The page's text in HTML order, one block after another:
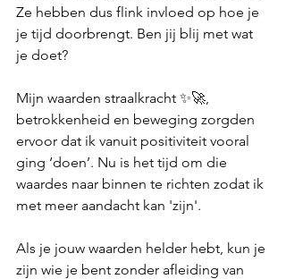
Ze hebben dus flink invloed op hoe je
je tijd doorbrengt. Ben jij blij met wat
je doet?
Mijn waarden straalkracht ✨🚀,
betrokkenheid en beweging zorgden
ervoor dat ik vanuit positiviteit vooral
ging ‘doen’. Nu is het tijd om die
waardes naar binnen te richten zodat ik
met meer aandacht kan 'zijn'.
Als je jouw waarden helder hebt, kun je
zijn wie je bent zonder afleiding van